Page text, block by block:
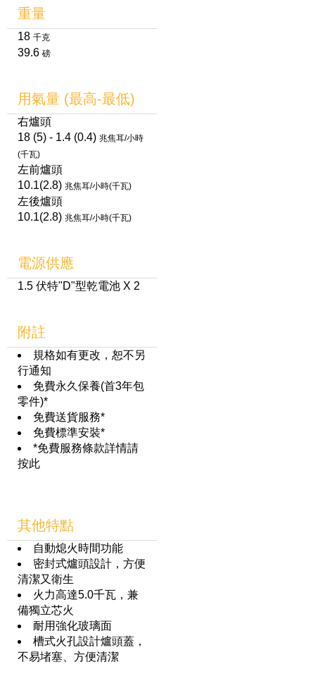
重量
18 千克
39.6 磅
用氣量 (最高-最低)
右爐頭
18 (5) - 1.4 (0.4) 兆焦耳/小時
(千瓦)
左前爐頭
10.1(2.8) 兆焦耳/小時(千瓦)
左後爐頭
10.1(2.8) 兆焦耳/小時(千瓦)
電源供應
1.5 伏特"D"型乾電池 X 2
附註
規格如有更改，恕不另
行通知
免費永久保養(首3年包
零件)*
免費送貨服務*
免費標準安裝*
*免費服務條款詳情請
按此
其他特點
自動熄火時間功能
密封式爐頭設計，方便
清潔又衛生
火力高達5.0千瓦，兼
備獨立芯火
耐用強化玻璃面
槽式火孔設計爐頭蓋，
不易堵塞、方便清潔